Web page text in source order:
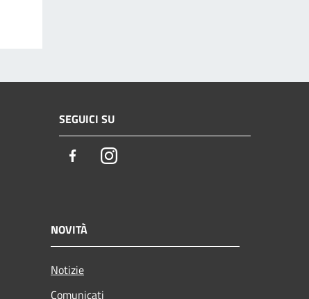
SEGUICI SU
FacebookInstagram
NOVITÀ
Notizie
Comunicati